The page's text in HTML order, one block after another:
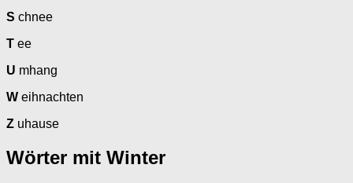
S chnee
T ee
U mhang
W eihnachten
Z uhause
Wörter mit Winter